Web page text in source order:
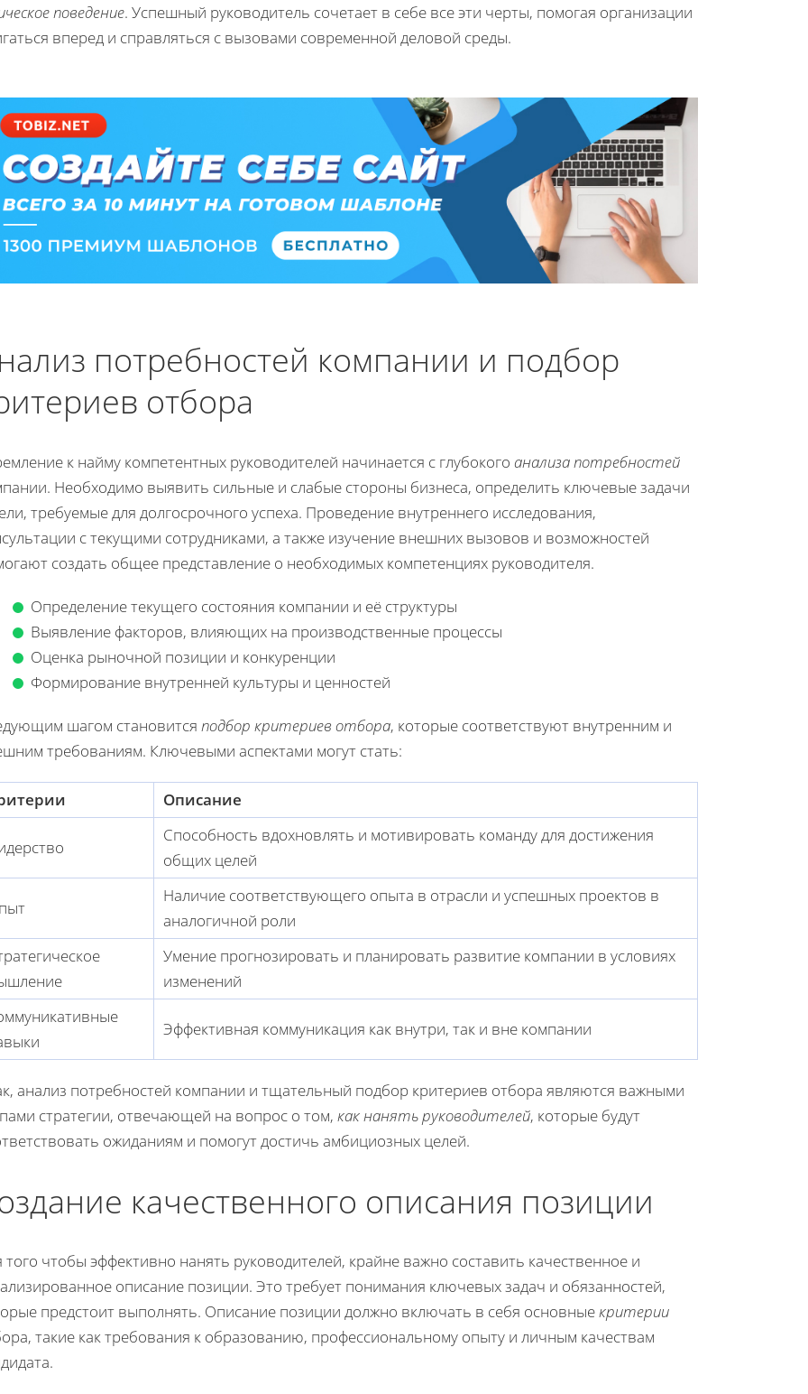
поведение. Успешный руководитель сочетает в себе все эти черты, помогая организации
вперед и справляться с вызовами современной деловой среды.
потребностей компании и подбор
отбора
к найму компетентных руководителей начинается с глубокого анализа потребностей
Необходимо выявить сильные и слабые стороны бизнеса, определить ключевые задачи
требуемые для долгосрочного успеха. Проведение внутреннего исследования,
с текущими сотрудниками, а также изучение внешних вызовов и возможностей
создать общее представление о необходимых компетенциях руководителя.
Определение текущего состояния компании и её структуры
Выявление факторов, влияющих на производственные процессы
Оценка рыночной позиции и конкуренции
Формирование внутренней культуры и ценностей
шагом становится подбор критериев отбора, которые соответствуют внутренним и
требованиям. Ключевыми аспектами могут стать:
Описание
Способность вдохновлять и мотивировать команду для достижения
общих целей
Наличие соответствующего опыта в отрасли и успешных проектов в
аналогичной роли
Умение прогнозировать и планировать развитие компании в условиях
изменений
Эффективная коммуникация как внутри, так и вне компании
анализ потребностей компании и тщательный подбор критериев отбора являются важными
стратегии, отвечающей на вопрос о том, как нанять руководителей, которые будут
ожиданиям и помогут достичь амбициозных целей.
качественного описания позиции
того чтобы эффективно нанять руководителей, крайне важно составить качественное и
описание позиции. Это требует понимания ключевых задач и обязанностей,
предстоит выполнять. Описание позиции должно включать в себя основныекритерии
такие как требования к образованию, профессиональному опыту и личным качествам